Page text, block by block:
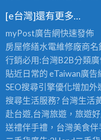
[e台灣]還有更多…
myPost廣告網快速發佈
房屋修繕水電維修廠商名
行銷必用:台灣B2B分類
貼近日常的 eTaiwan廣告
SEO搜尋引擎優化增加外
搜尋生活服務? 台灣生活
赴台遊,台灣旅遊，旅遊
送禮伴手禮，台灣美食伴